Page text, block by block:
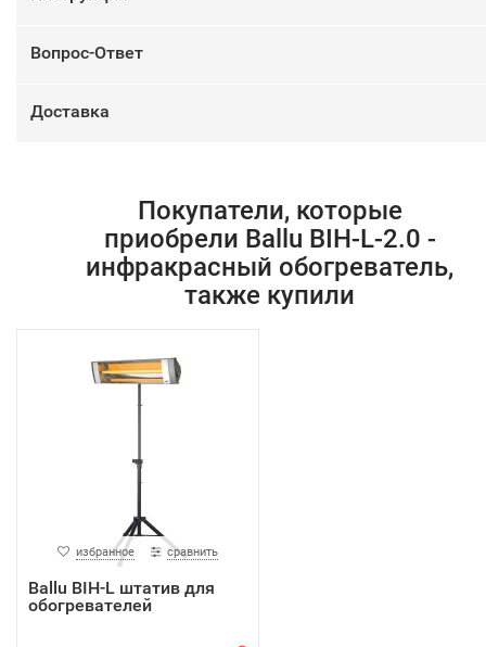
Вопрос-Ответ
Доставка
Покупатели, которые
приобрели Ballu BIH-L-2.0 -
инфракрасный обогреватель,
также купили
избранное сравнить
Ballu BIH-L штатив для
обогревателей